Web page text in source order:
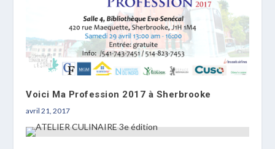
Voici Ma Profession 2017 à Sherbrooke
avril 21, 2017